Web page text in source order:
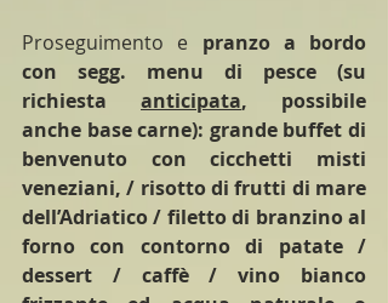
Proseguimento e pranzo a bordo
con segg. menu di pesce (su
richiesta anticipata, possibile
anche base carne): grande buffet di
benvenuto con cicchetti misti
veneziani, / risotto di frutti di mare
dell’Adriatico / filetto di branzino al
forno con contorno di patate /
dessert / caffè / vino bianco